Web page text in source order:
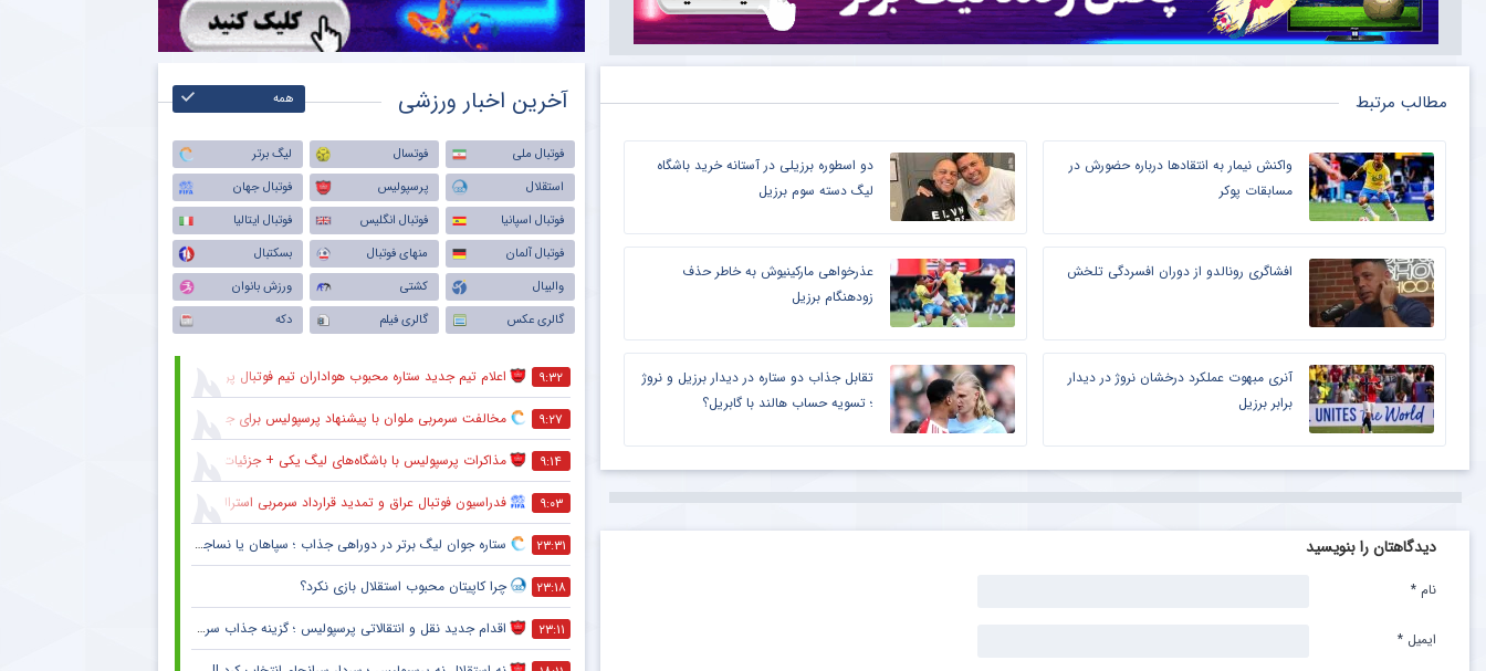
مطالب مرتبط
واکنش نیمار به انتقادها درباره حضورش در
مسابقات پوکر
دو اسطوره برزیلی در آستانه خرید باشگاه
لیگ دسته سوم برزیل
افشاگری رونالدو از دوران افسردگی تلخش
عذرخواهی مارکینیوش به خاطر حذف
زودهنگام برزیل
آنری مبهوت عملکرد درخشان نروژ در دیدار
برابر برزیل
تقابل جذاب دو ستاره در دیدار برزیل و نروژ
؛ تسویه حساب هالند با گابریل؟
دیدگاهتان را بنویسید
نام *
ایمیل *
آخرین اخبار ورزشی همه
فوتبال ملی فوتسال
لیگ برتر
استقلال
پرسپولیس
فوتبال جهان
فوتبال اسپانیا
فوتبال انگلیس
فوتبال ایتالیا
فوتبال آلمان
منهای فوتبال
بسکتبال
والیبال
کشتی
ورزش بانوان
گالری عکس
گالری فیلم دکه
۹:۳۲ اعلام تیم جدید ستاره محبوب هواداران تیم فوتبال پرسپولیس طی ۴۸ ساعت آینده
۹:۲۷ مخالفت سرمربی ملوان با پیشنهاد پرسپولیس برای جذب ستاره محبوبش
۹:۱۴ مذاکرات پرسپولیس با باشگاه‌های لیگ یکی + جزئیات
۹:۰۳ فدراسیون فوتبال عراق و تمدید قرارداد سرمربی استرالیایی
۲۳:۳۱ ستاره جوان لیگ برتر در دوراهی جذاب ؛ سپاهان یا نساجی ؟
۲۳:۱۸ چرا کاپیتان محبوب استقلال بازی نکرد؟
۲۳:۱۱ اقدام جدید نقل و انتقالاتی پرسپولیس ؛ گزینه جذاب سرخپوش می شود؟